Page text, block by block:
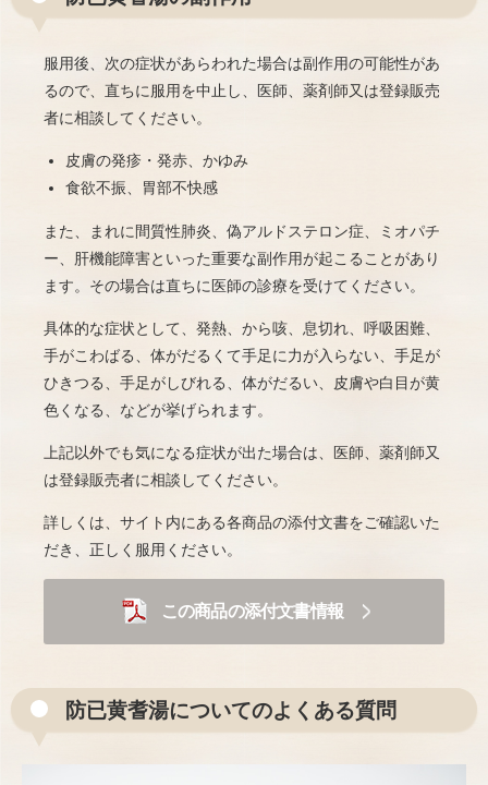
服用後、次の症状があらわれた場合は副作用の可能性があ
るので、直ちに服用を中止し、医師、薬剤師又は登録販売
者に相談してください。
皮膚の発疹・発赤、かゆみ
食欲不振、胃部不快感
また、まれに間質性肺炎、偽アルドステロン症、ミオパチ
ー、肝機能障害といった重要な副作用が起こることがあり
ます。その場合は直ちに医師の診療を受けてください。
具体的な症状として、発熱、から咳、息切れ、呼吸困難、
手がこわばる、体がだるくて手足に力が入らない、手足が
ひきつる、手足がしびれる、体がだるい、皮膚や白目が黄
色くなる、などが挙げられます。
上記以外でも気になる症状が出た場合は、医師、薬剤師又
は登録販売者に相談してください。
詳しくは、サイト内にある各商品の添付文書をご確認いた
だき、正しく服用ください。
この商品の添付文書情報
防已黄耆湯についてのよくある質問